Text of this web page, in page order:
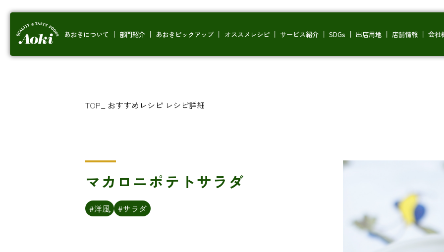
あおきについて 部門紹介 あおきピックアップ オススメレシピ サービス紹介 SDGs 出店用地 店舗情報 会社
TOP おすすめレシピ レシピ詳細
マカロニポテトサラダ
#洋風 #サラダ